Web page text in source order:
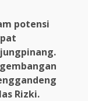
potensi
Rizki.